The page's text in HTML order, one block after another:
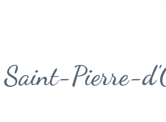
Saint-Pierre-